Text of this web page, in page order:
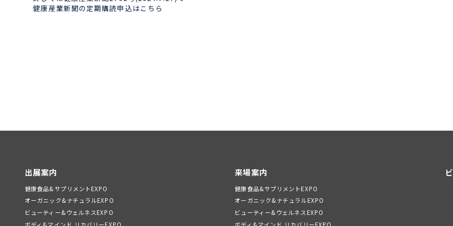
健康産業新聞の定期購読申込はこちら
出展案内
健康食品&サプリメントEXPO
オーガニック&ナチュラルEXPO
ビューティー&ウェルネスEXPO
来場案内
健康食品&サプリメントEXPO
オーガニック&ナチュラルEXPO
ビューティー&ウェルネスEXPO